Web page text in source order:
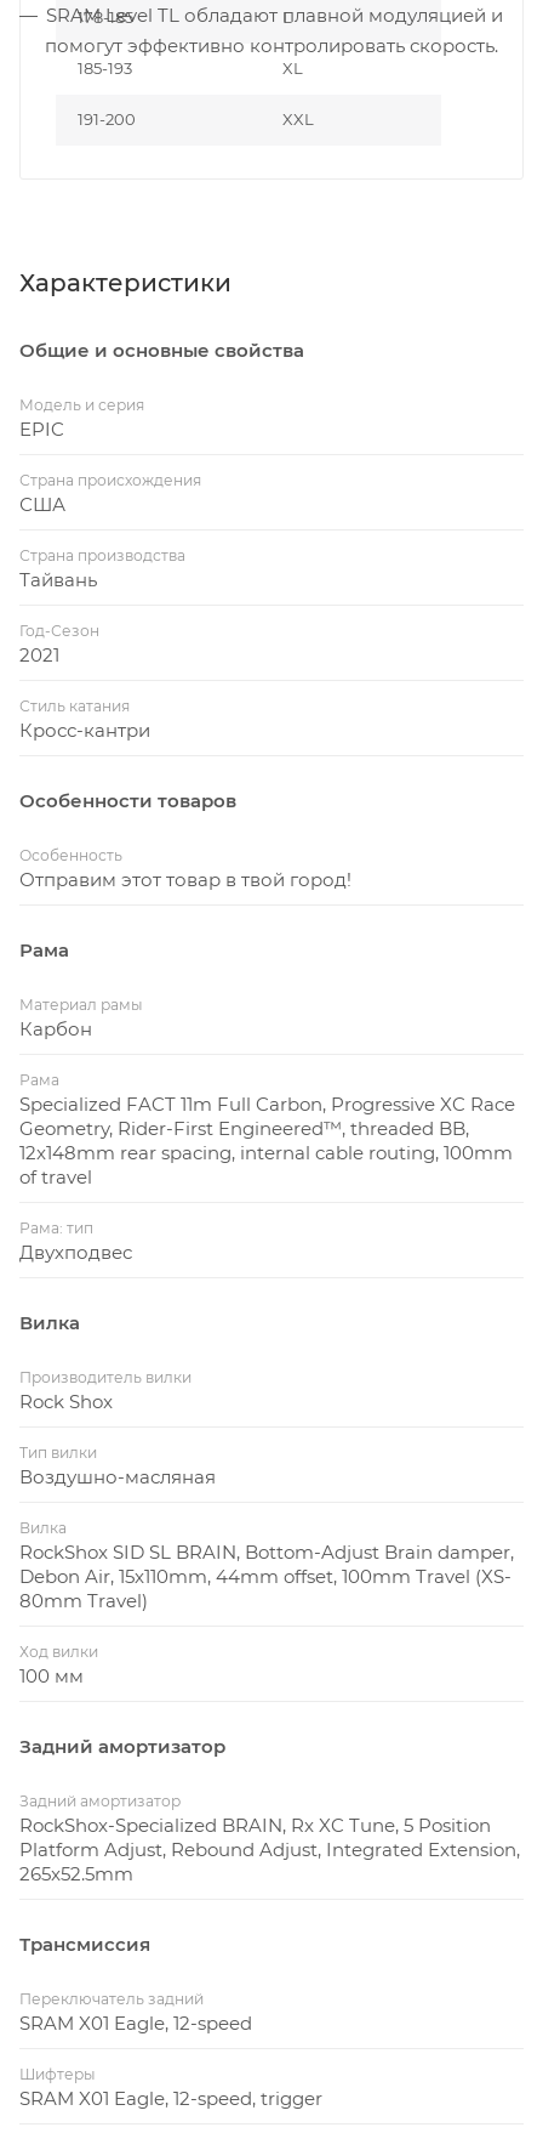
SRAM Level TL обладают плавной модуляцией и
помогут эффективно контролировать скорость.
178-185 L
185-193 XL
191-200 XXL
Характеристики
Общие и основные свойства
Модель и серия
EPIC
Страна происхождения
США
Страна производства
Тайвань
Год-Сезон
2021
Стиль катания
Кросс-кантри
Особенности товаров
Особенность
Отправим этот товар в твой город!
Рама
Материал рамы
Карбон
Рама
Specialized FACT 11m Full Carbon, Progressive XC Race
Geometry, Rider-First Engineered™, threaded BB,
12x148mm rear spacing, internal cable routing, 100mm
of travel
Рама: тип
Двухподвес
Вилка
Производитель вилки
Rock Shox
Тип вилки
Воздушно-масляная
Вилка
RockShox SID SL BRAIN, Bottom-Adjust Brain damper,
Debon Air, 15x110mm, 44mm offset, 100mm Travel (XS-
80mm Travel)
Ход вилки
100 мм
Задний амортизатор
Задний амортизатор
RockShox-Specialized BRAIN, Rx XC Tune, 5 Position
Platform Adjust, Rebound Adjust, Integrated Extension,
265x52.5mm
Трансмиссия
Переключатель задний
SRAM X01 Eagle, 12-speed
Шифтеры
SRAM X01 Eagle, 12-speed, trigger